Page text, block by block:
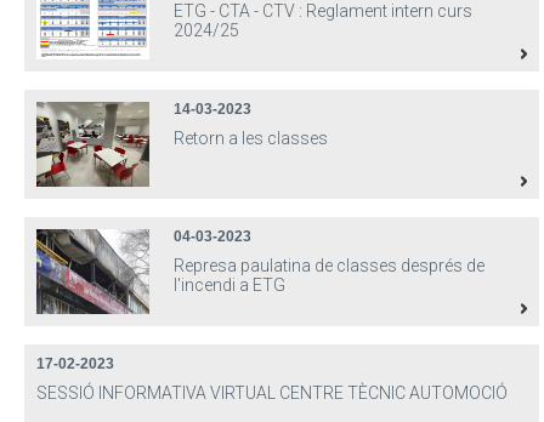
ETG - CTA - CTV : Reglament intern curs
2024/25
14-03-2023
Retorn a les classes
04-03-2023
Represa paulatina de classes després de
l'incendi a ETG
17-02-2023
SESSIÓ INFORMATIVA VIRTUAL CENTRE TÈCNIC AUTOMOCIÓ